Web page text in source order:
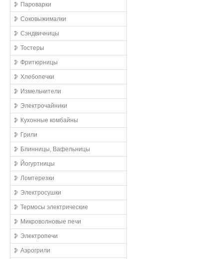
Пароварки
Соковыжималки
Сэндвичницы
Тостеры
Фритюрницы
Хлебопечки
Измельчители
Электрочайники
Кухонные комбайны
Грили
Блинницы, Вафельницы
Йогуртницы
Ломтерезки
Электросушки
Термосы электрические
Микроволновые печи
Электропечи
Аэрогрили